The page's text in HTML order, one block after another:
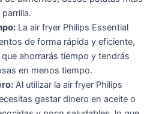
La air fryer Philips Essential
de forma rápida y eficiente,
ahorrarás tiempo y tendrás
en menos tiempo.
Al utilizar la air fryer Philips
gastar dinero en aceite o